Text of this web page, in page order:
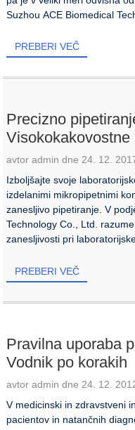
Suzhou ACE Biomedical
PREBERI VEČ
Precizno
avtor admin dne 24. 12.
Izboljšajte svoje
izdelanimi mikropipetnimi
zanesljivo pipetiranje. V
Technology Co., Ltd.
zanesljivosti pri
PREBERI VEČ
Pravilna uporaba
Vodnik po korakih
avtor admin dne 24. 12.
V medicinski in zdravstveni
pacientov in natančnih